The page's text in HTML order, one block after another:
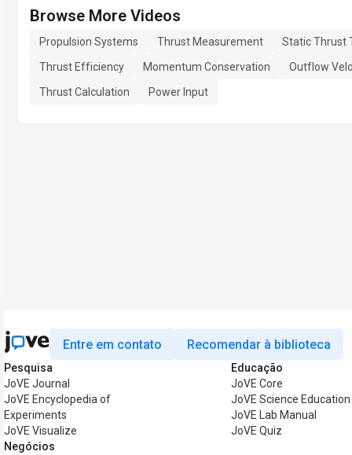
Browse More Videos
Propulsion Systems Thrust Measurement
Static Thrust
Thrust Efficiency
Momentum Conservation
Outflow
Thrust Calculation
Power Input
Entre em contato Recomendar à biblioteca
Pesquisa
JoVE Journal
JoVE Encyclopedia of
Experiments
JoVE Visualize
Negócios
Educação
JoVE Core
JoVE Science Education
JoVE Lab Manual
JoVE Quiz